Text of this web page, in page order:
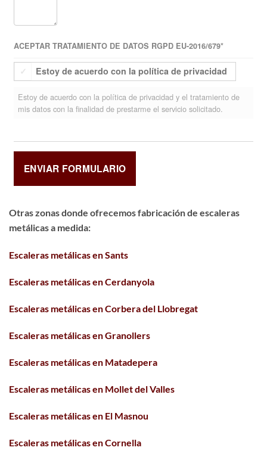
ACEPTAR TRATAMIENTO DE DATOS RGPD EU-2016/679*
Estoy de acuerdo con la política de privacidad
Estoy de acuerdo con la política de privacidad y el tratamiento de
mis datos con la finalidad de prestarme el servicio solicitado.
Otras zonas donde ofrecemos fabricación de escaleras
metálicas a medida:
Escaleras metálicas en Sants
Escaleras metálicas en Cerdanyola
Escaleras metálicas en Corbera del Llobregat
Escaleras metálicas en Granollers
Escaleras metálicas en Matadepera
Escaleras metálicas en Mollet del Valles
Escaleras metálicas en El Masnou
Escaleras metálicas en Cornella